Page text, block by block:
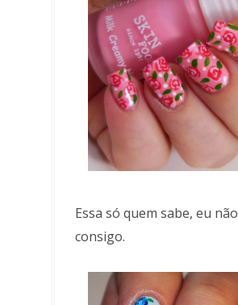
Essa só quem sabe, eu não
consigo.